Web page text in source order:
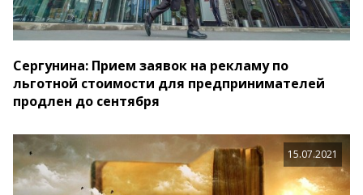
Сергунина: Прием заявок на рекламу по
льготной стоимости для предпринимателей
продлен до сентября
15.07.2021